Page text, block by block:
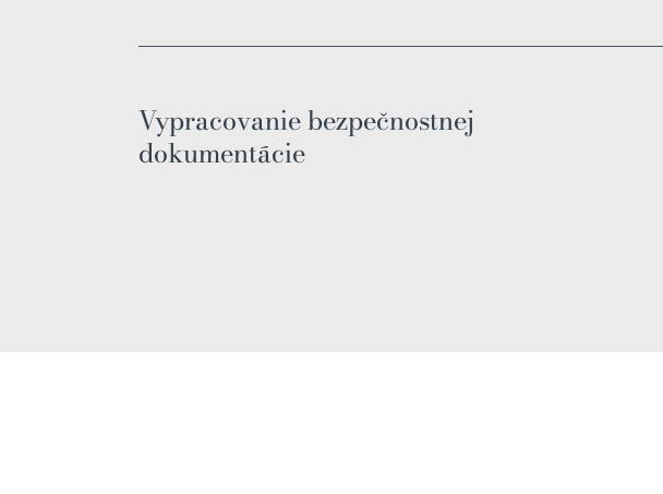
Vypracovanie bezpečnostnej
dokumentácie